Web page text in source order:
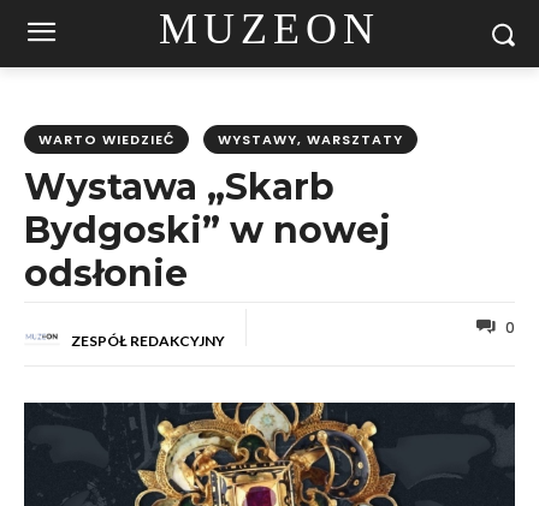
MUZEON
WARTO WIEDZIEĆ WYSTAWY, WARSZTATY
Wystawa „Skarb
Bydgoski” w nowej
odsłonie
ZESPÓŁ REDAKCYJNY
0